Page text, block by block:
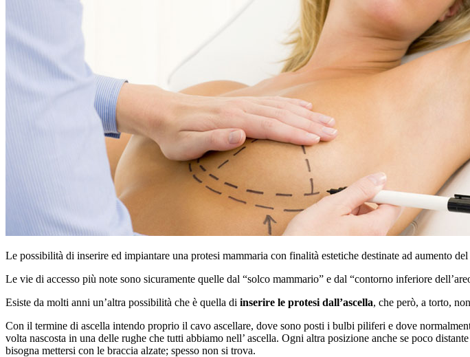
Le possibilità di inserire ed impiantare una protesi mammaria con finalità estetiche destinate ad aumento
Le vie di accesso più note sono sicuramente quelle dal “solco mammario” e dal “contorno inferiore
Esiste da molti anni un’altra possibilità che è quella di inserire le protesi dall’ascella, che però, a torto,
Con il termine di ascella intendo proprio il cavo ascellare, dove sono posti i bulbi piliferi e dove
volta nascosta in una delle rughe che tutti abbiamo nell’ ascella. Ogni altra posizione anche se poco
bisogna mettersi con le braccia alzate; spesso non si trova.